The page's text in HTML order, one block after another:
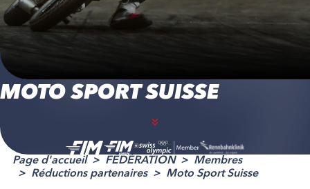
MOTO SPORT SUISSE
Page d'accueil FÉDÉRATION
Membres
Réductions partenaires
Moto Sport Suisse